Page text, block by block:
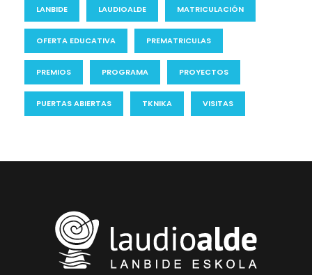
LANBIDE LAUDIOALDE MATRICULACIÓN
OFERTA EDUCATIVA PREMATRICULAS
PREMIOS PROGRAMA PROYECTOS
PUERTAS ABIERTAS TKNIKA VISITAS